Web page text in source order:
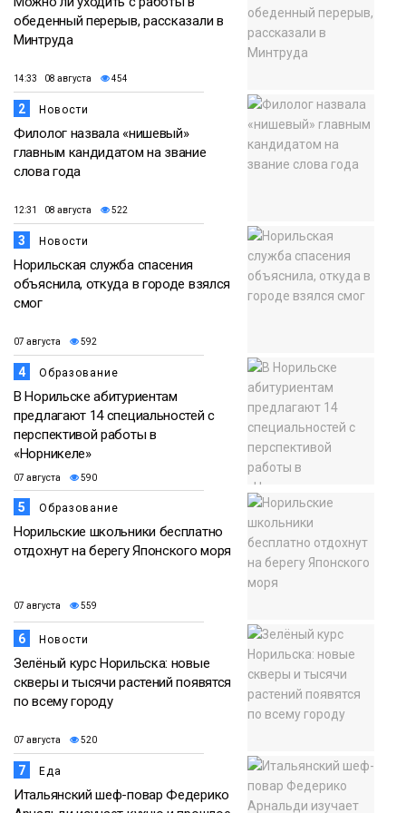
обеденный перерыв, рассказали в
Минтруда
14:33 08 августа 454
2 Новости
Филолог назвала «нишевый»
главным кандидатом на звание
слова года
12:31 08 августа 522
3 Новости
Норильская служба спасения
объяснила, откуда в городе взялся
смог
07 августа 592
4 Образование
В Норильске абитуриентам
предлагают 14 специальностей с
перспективой работы в
«Норникеле»
07 августа 590
5 Образование
Норильские школьники бесплатно
отдохнут на берегу Японского моря
07 августа 559
6 Новости
Зелёный курс Норильска: новые
скверы и тысячи растений появятся
по всему городу
07 августа 520
7 Еда
Итальянский шеф-повар Федерико